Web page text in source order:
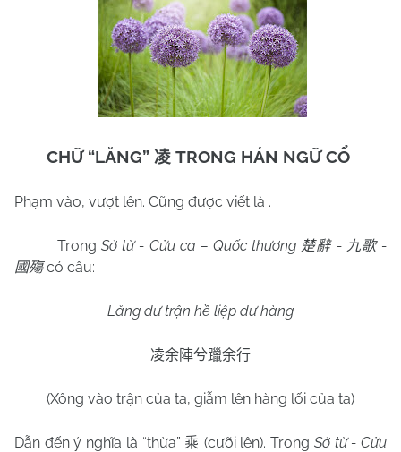
CHỮ “LĂNG” 凌 TRONG HÁN NGỮ CỔ
Phạm vào, vượt lên. Cũng được viết là .
TrongSở từ - Cửu ca – Quốc thương 楚辭- 九歌-
國殤 có câu:
Lăng dư trận hề liệp dư hàng
凌余陣兮躐余行
(Xông vào trận của ta, giẫm lên hàng lối của ta)
Dẫn đến ý nghĩa là “thừa” 乘 (cưỡi lên). Trong Sở từ - Cửu